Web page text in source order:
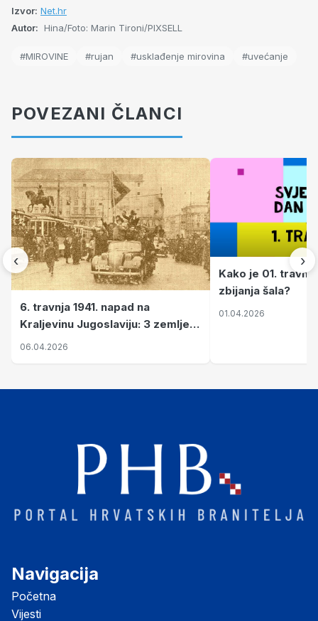
Izvor: Net.hr
Autor: Hina/Foto: Marin Tironi/PIXSELL
#MIROVINE #rujan #usklađenje mirovina #uvećanje
POVEZANI ČLANCI
‹
6. travnja 1941. napad na
Kraljevinu Jugoslaviju: 3 zemlje
nastale njenim raspadom
06.04.2026
Kako je 01.
zbijanja šala?
01.04.2026
›
Navigacija
Početna
Vijesti